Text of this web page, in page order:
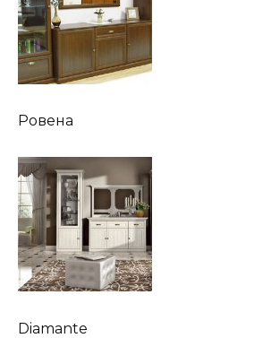
Ровена
Diamante